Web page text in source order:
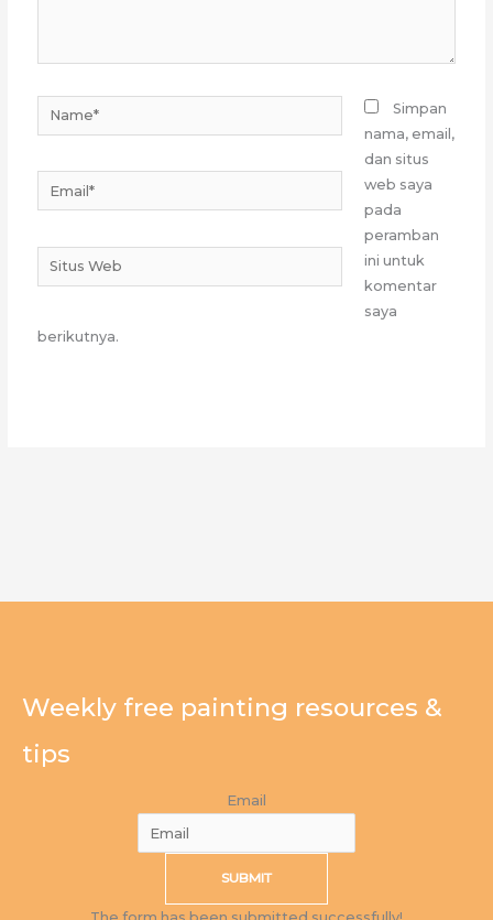
Name*
Email*
Situs
Web
Simpan
nama, email,
dan situs
web saya
pada
peramban
ini untuk
komentar
saya
berikutnya.
Weekly free painting resources &
tips
Email
SUBMIT